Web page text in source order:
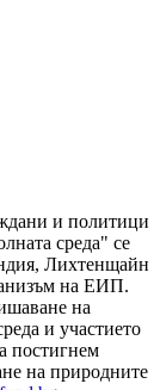
и политици
среда" се
Лихтенщайн
на ЕИП.
на
и участието
постигнем
на природните